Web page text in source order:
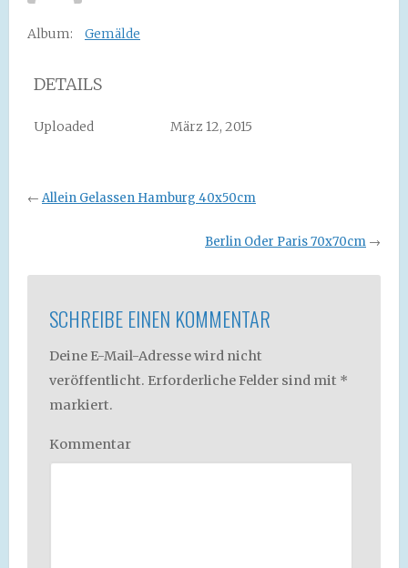
Album: Gemälde
DETAILS
Uploaded März 12, 2015
← Allein Gelassen Hamburg 40x50cm
Berlin Oder Paris 70x70cm →
SCHREIBE EINEN KOMMENTAR
Deine E-Mail-Adresse wird nicht
veröffentlicht. Erforderliche Felder sind mit *
markiert.
Kommentar